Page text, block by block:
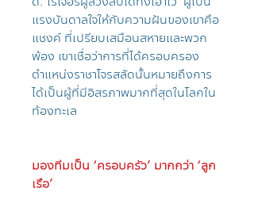
แรงบันดาลใจให้กับความฝันของเขาคือ
แชงค์ ที่เปรียบเสมือนสหายและพวก
พ้อง เขาเชื่อว่าการที่ได้ครอบครอง
ตำแหน่งราชาโจรสลัดนั้นหมายถึงการ
ได้เป็นผู้ที่มีอิสรภาพมากที่สุดในโลกใน
ท้องทะเล
มองทีมเป็น ‘ครอบครัว’ มากกว่า ‘ลูก
เรือ’